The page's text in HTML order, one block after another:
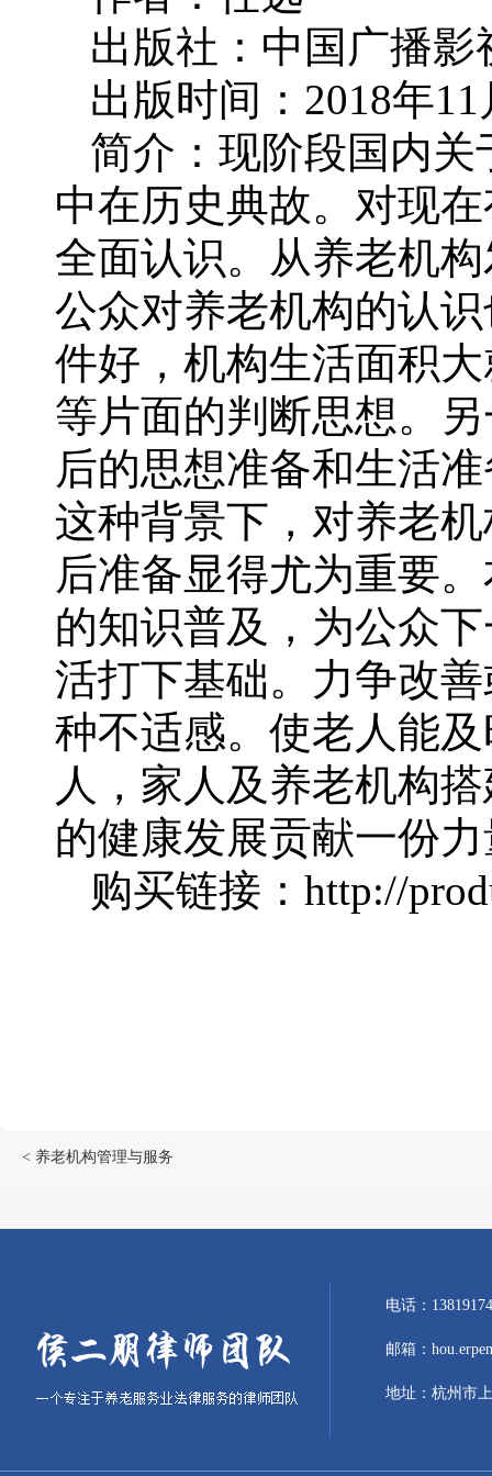
出版社：中国广播影
出版时间： 2018年11
简介：现阶段国内
中在历史典故。对现
全面认识。从养老机
公众对养老机构的认
件好，机构生活面积
等片面的判断思想。
后的思想准备和生活
这种背景下，对养老
后准备显得尤为重要
的知识普及，为公众
活打下基础。力争改
种不适感。使老人能
人，家人及养老机构
的健康发展贡献一份
购买链接： http://
< 养老机构管理与服务
电话：
邮箱：
地址：杭州市